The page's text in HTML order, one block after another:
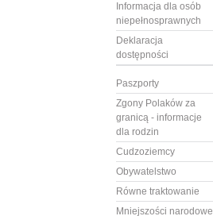
Informacja dla osób
niepełnosprawnych
Deklaracja
dostępności
Paszporty
Zgony Polaków za
granicą - informacje
dla rodzin
Cudzoziemcy
Obywatelstwo
Równe traktowanie
Mniejszości narodowe